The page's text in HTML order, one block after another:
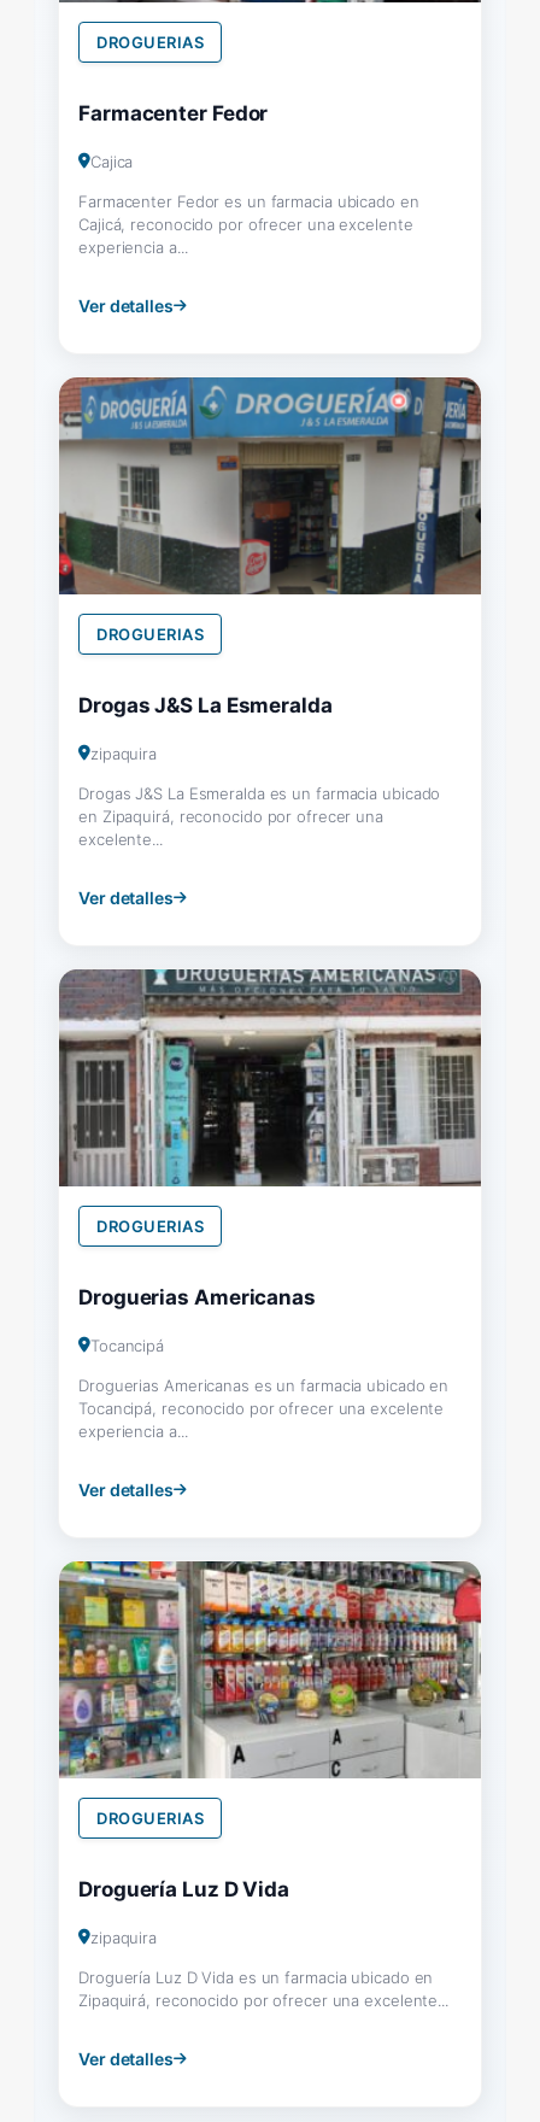
DROGUERIAS
Farmacenter Fedor
Cajica
Farmacenter Fedor es un farmacia ubicado en
Cajicá, reconocido por ofrecer una excelente
experiencia a...
Ver detalles
DROGUERIAS
Drogas J&S La Esmeralda
zipaquira
Drogas J&S La Esmeralda es un farmacia ubicado
en Zipaquirá, reconocido por ofrecer una
excelente...
Ver detalles
DROGUERIAS
Droguerias Americanas
Tocancipá
Droguerias Americanas es un farmacia ubicado en
Tocancipá, reconocido por ofrecer una excelente
experiencia a...
Ver detalles
DROGUERIAS
Droguería Luz D Vida
zipaquira
Droguería Luz D Vida es un farmacia ubicado en
Zipaquirá, reconocido por ofrecer una excelente...
Ver detalles